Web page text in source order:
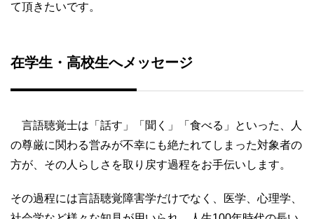
て頂きたいです。
在学生・高校生へメッセージ
言語聴覚士は「話す」「聞く」「食べる」といった、人
の尊厳に関わる営みが不幸にも絶たれてしまった対象者の
方が、その人らしさを取り戻す過程をお手伝いします。
その過程には言語聴覚障害学だけでなく、医学、心理学、